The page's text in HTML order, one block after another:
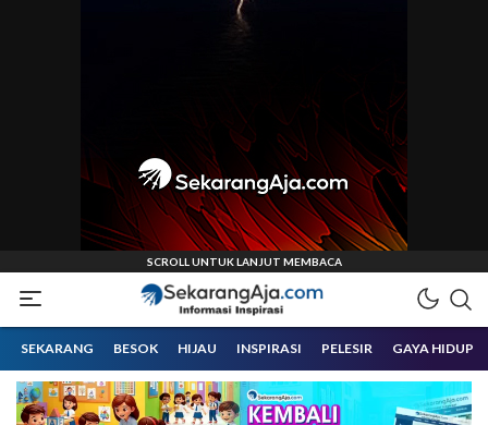
Sekarangaja
Informasi Inspirasi Malang Raya
SEKARANG BESOK HIJAU INSPIRASI PELESIR GAYA HIDUP